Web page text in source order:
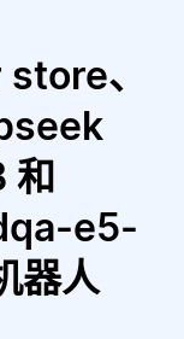
、
和
e5-
器人